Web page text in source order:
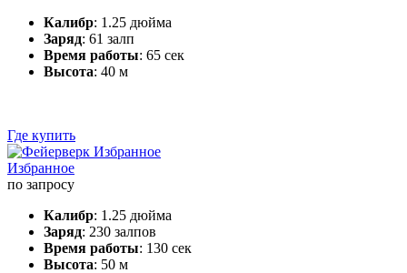
Калибр: 1.25 дюйма
Заряд: 61 залп
Время работы: 65 сек
Высота: 40 м
Где купить
Избранное
по запросу
Калибр: 1.25 дюйма
Заряд: 230 залпов
Время работы: 130 сек
Высота: 50 м